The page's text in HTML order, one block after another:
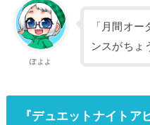
ぽよよ
「月間オ
ンスがちょ
『デュエットナイトア